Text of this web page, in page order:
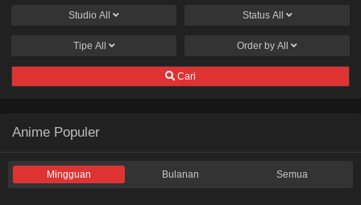
Studio All Status All
Tipe All Order by All
Cari
Anime Populer
Mingguan Bulanan Semua